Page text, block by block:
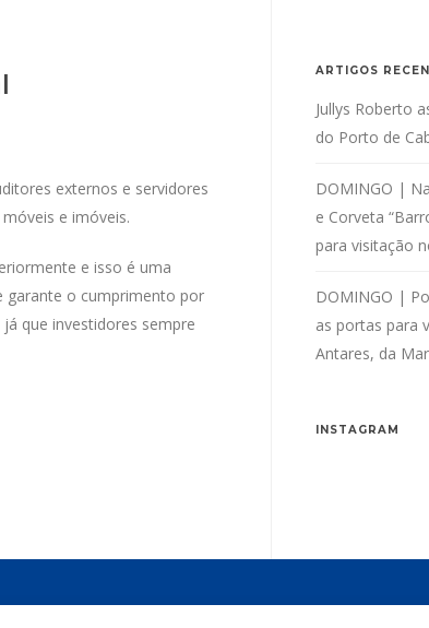
externos e servidores
e imóveis.
e isso é uma
garante o cumprimento por
que investidores sempre
ARTIGOS
Jullys Roberto
do Porto de
DOMINGO |
e Corveta
para visitação
DOMINGO |
as portas para
Antares, da
INSTAGRAM